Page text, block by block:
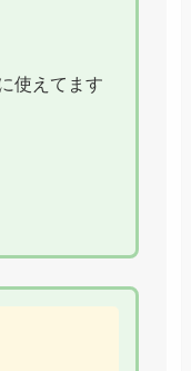
使えてます